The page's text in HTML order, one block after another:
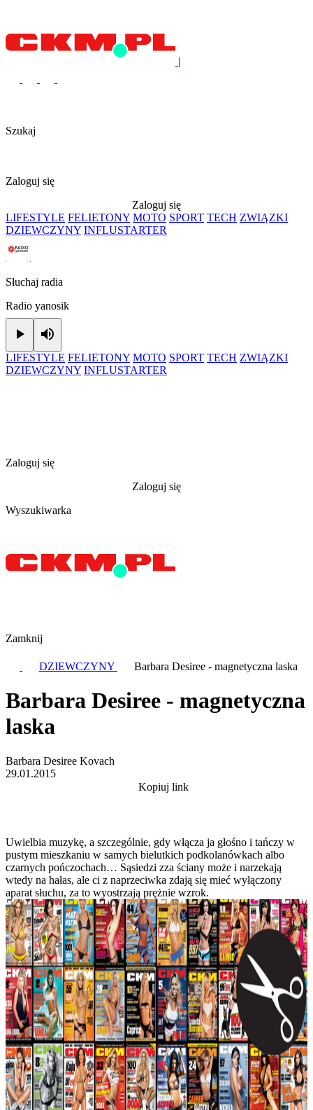
|
Szukaj
Zaloguj się
Zaloguj się
LIFESTYLE FELIETONY MOTO SPORT TECH ZWIĄZKI
DZIEWCZYNY INFLUSTARTER
Słuchaj radia
Radio yanosik
Play
LIFESTYLE FELIETONY MOTO SPORT TECH ZWIĄZKI
DZIEWCZYNY INFLUSTARTER
Zaloguj się
Zaloguj się
Wyszukiwarka
Zamknij
DZIEWCZYNY Barbara Desiree - magnetyczna laska
Barbara Desiree - magnetyczna
laska
Barbara Desiree Kovach
29.01.2015
Kopiuj link
Uwielbia muzykę, a szczególnie, gdy włącza ja głośno i tańczy w
pustym mieszkaniu w samych bielutkich podkolanówkach albo
czarnych pończochach… Sąsiedzi zza ściany może i narzekają
wtedy na hałas, ale ci z naprzeciwka zdają się mieć wyłączony
aparat słuchu, za to wyostrzają prężnie wzrok.